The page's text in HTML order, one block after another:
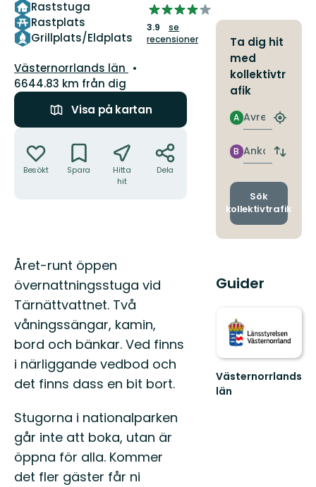
Raststuga
Rastplats
Grillplats/Eldplats
3.9291443850267385
av
5
3.9
se
recensioner
Län:
Västernorrlands län
6644.83 km från dig
Visa på kartan
Besökt Spara
Hitta
hit
Dela
Beskrivning
Året-runt öppen
övernattningsstuga vid
Tärnättvattnet. Två
våningssängar, kamin,
bord och bänkar. Ved finns
i närliggande vedbod och
det finns dass en bit bort.
Stugorna i nationalparken
går inte att boka, utan är
öppna för alla. Kommer
det fler gäster får ni
Ta dig hit
med
kollektivtr
afik
Avresa
A
Hitta
Ankomst
B
Byt
och
Sök
kollektivtrafik
Guider
Västernorrlands
län